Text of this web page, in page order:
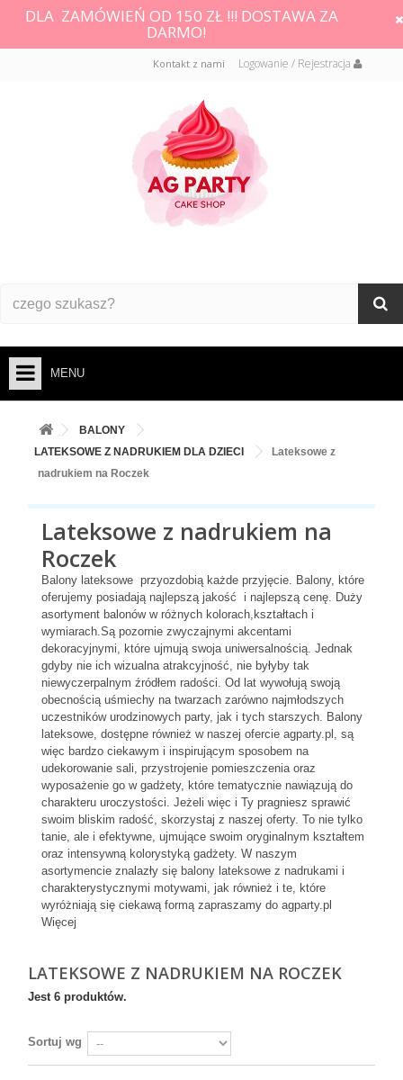
DLA ZAMÓWIEŃ OD 150 ZŁ !!! DOSTAWA ZA
DARMO!
Logowanie / Rejestracja
Kontakt z nami
MENU
STÓŁ PARTY
IMPREZOWE
/PRZEKŁADKI/WSPORNIKI/BANKETÓWKI
Z HELEM
W SPRAYU
BALONY
LATEKSOWE Z NADRUKIEM DLA DZIECI
Lateksowe z
nadrukiem na Roczek
Lateksowe z nadrukiem na
Roczek
Balony lateksowe przyozdobią każde przyjęcie. Balony, które
oferujemy posiadają najlepszą jakość i najlepszą cenę. Duży
asortyment balonów w różnych kolorach,kształtach i
wymiarach.Są pozornie zwyczajnymi akcentami
dekoracyjnymi, które ujmują swoja uniwersalnością. Jednak
gdyby nie ich wizualna atrakcyjność, nie byłyby tak
niewyczerpalnym źródłem radości. Od lat wywołują swoją
obecnością uśmiechy na twarzach zarówno najmłodszych
uczestników urodzinowych party, jak i tych starszych. Balony
lateksowe, dostępne również w naszej ofercie agparty.pl, są
więc bardzo ciekawym i inspirującym sposobem na
udekorowanie sali, przystrojenie pomieszczenia oraz
wyposażenie go w gadżety, które tematycznie nawiązują do
charakteru uroczystości. Jeżeli więc i Ty pragniesz sprawić
swoim bliskim radość, skorzystaj z naszej oferty. To nie tylko
tanie, ale i efektywne, ujmujące swoim oryginalnym kształtem
oraz intensywną kolorystyką gadżety. W naszym
asortymencie znalazły się balony lateksowe z nadrukami i
charakterystycznymi motywami, jak również i te, które
wyróżniają się ciekawą formą zapraszamy do agparty.pl
Więcej
LATEKSOWE Z NADRUKIEM NA ROCZEK
Jest 6 produktów.
Sortuj wg